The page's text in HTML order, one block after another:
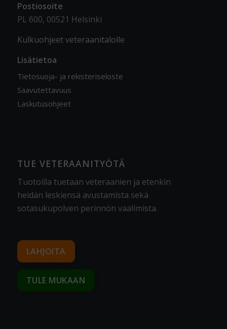
Postiosoite
PL 600, 00521 Helsinki
Kulkuohjeet veteraanitalolle
Lisätietoa
Tietosuoja- ja rekisteriseloste
Saavutettavuus
Laskutusohjeet
TUE VETERAANITYÖTÄ
Tuotoilla tuetaan veteraanien ja etenkin
heidän leskiensä avustamista sekä
sotasukupolven perinnön vaalimista.
LAHJOITA
TULE MUKAAN